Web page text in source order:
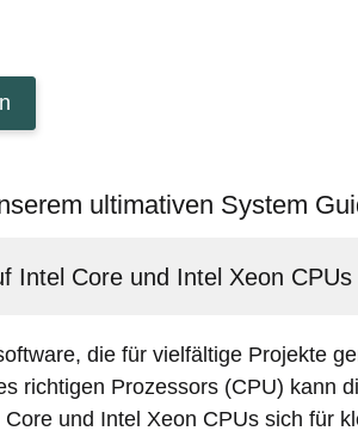
ultimativen System
Intel Core und Intel Xeon CPUs
die für vielfältige Projekte
richtigen Prozessors (CPU) kann
und Intel Xeon CPUs sich für